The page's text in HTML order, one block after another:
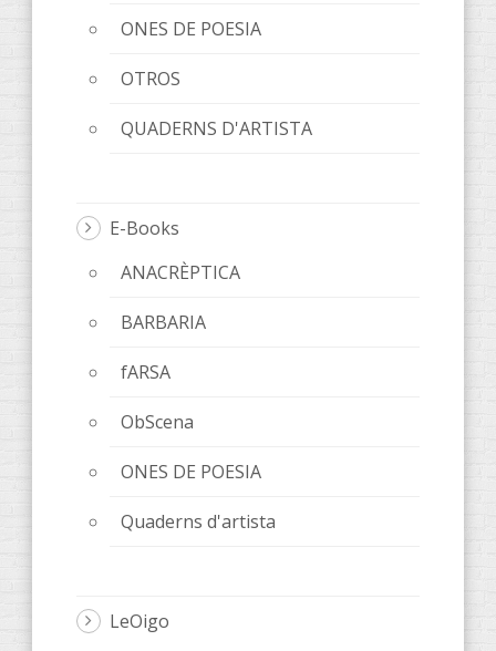
ONES DE POESIA
OTROS
QUADERNS D'ARTISTA
E-Books
ANACRÈPTICA
BARBARIA
fARSA
ObScena
ONES DE POESIA
Quaderns d'artista
LeOigo